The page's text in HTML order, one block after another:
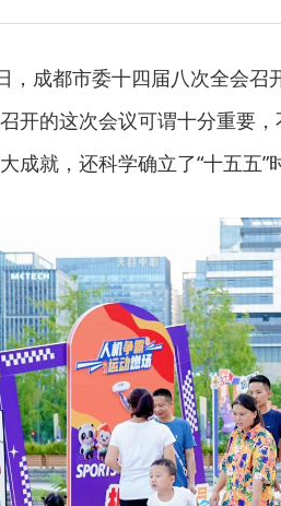
，成都市委十四届八次全会召
开的这次会议可谓十分重要
成就，还科学确立了“十五五”